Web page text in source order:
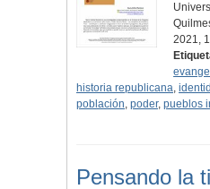
2021,
historia republicana,
población, poder, pueblos
Pensando la